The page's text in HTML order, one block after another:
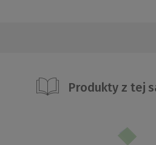
Produkty z tej